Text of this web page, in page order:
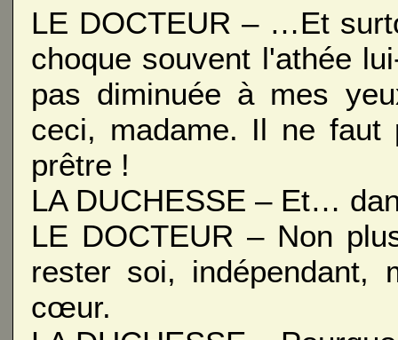
LE DOCTEUR – …Et
choque souvent l'athée
pas diminuée à mes
ceci, madame. Il ne
prêtre !
LA DUCHESSE – Et…
LE DOCTEUR – Non
rester soi,
cœur.